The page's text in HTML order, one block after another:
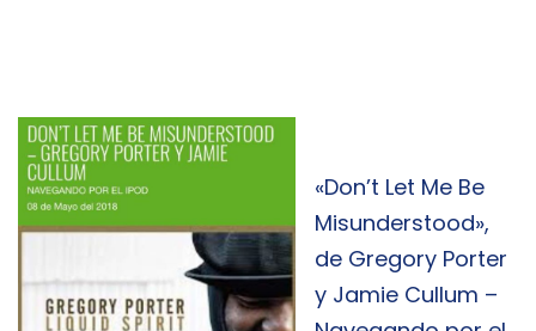
«Don’t Let Me Be
Misunderstood»,
de Gregory Porter
y Jamie Cullum –